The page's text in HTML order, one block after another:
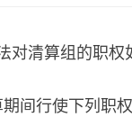
对清算组的职权
间行使下列职权